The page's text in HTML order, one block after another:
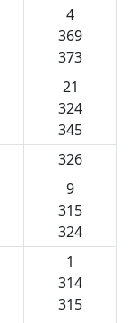
4
369
373
21
324
345
326
9
315
324
1
314
315